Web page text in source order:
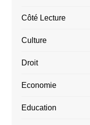
Côté Lecture
Culture
Droit
Economie
Education